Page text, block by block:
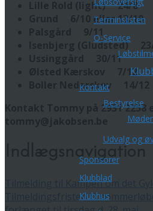
Terminslisten
O-Service
Kontakt
Bestyrelse
Udvalg og
Sponsorer
Klubblad
Klubhus
Lille Rold (light) 24/8
Grund 6/10 eller 13/10
Palsgård 9/11
Isenbjerg (Gludsted) 23/
Ussinggård 30/11
Ølsted Kærskov 7/12
Boller Nederskov 14/12
Kontakt Tommy på 2931 2258
Indlægsnavigation
Tilmelding til Kampen om det
Tilmeldingsfristen til